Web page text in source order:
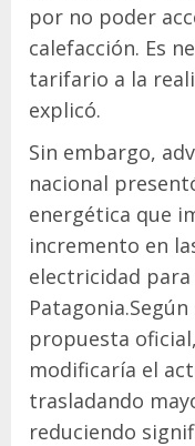
por no poder
calefacción. Es
tarifario a la
explicó.
Sin embargo,
nacional
energética que
incremento en
electricidad
propuesta
modificaría el
trasladando
reduciendo